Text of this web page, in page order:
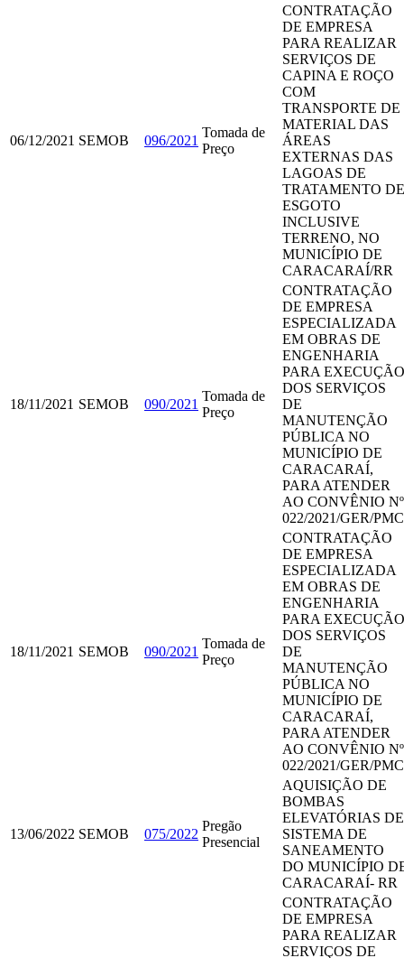
06/12/2021 SEMOB 096/2021
Tomada de
Preço
CONTRATAÇÃO
DE EMPRESA
PARA REALIZAR
SERVIÇOS DE
CAPINA E ROÇO
COM
TRANSPORTE DE
MATERIAL DAS
ÁREAS
EXTERNAS DAS
LAGOAS DE
TRATAMENTO DE
ESGOTO
INCLUSIVE
TERRENO, NO
MUNICÍPIO DE
CARACARAÍ/RR
18/11/2021 SEMOB 090/2021
Tomada de
Preço
CONTRATAÇÃO
DE EMPRESA
ESPECIALIZADA
EM OBRAS DE
ENGENHARIA
PARA EXECUÇÃO
DOS SERVIÇOS
DE
MANUTENÇÃO
PÚBLICA NO
MUNICÍPIO DE
CARACARAÍ,
PARA ATENDER
AO CONVÊNIO Nº
022/2021/GER/PMC
18/11/2021 SEMOB 090/2021
Tomada de
Preço
CONTRATAÇÃO
DE EMPRESA
ESPECIALIZADA
EM OBRAS DE
ENGENHARIA
PARA EXECUÇÃO
DOS SERVIÇOS
DE
MANUTENÇÃO
PÚBLICA NO
MUNICÍPIO DE
CARACARAÍ,
PARA ATENDER
AO CONVÊNIO Nº
022/2021/GER/PMC
13/06/2022 SEMOB 075/2022
Pregão
Presencial
AQUISIÇÃO DE
BOMBAS
ELEVATÓRIAS DE
SISTEMA DE
SANEAMENTO
DO MUNICÍPIO
CARACARAÍ- RR
CONTRATAÇÃO
DE EMPRESA
PARA REALIZAR
SERVIÇOS DE